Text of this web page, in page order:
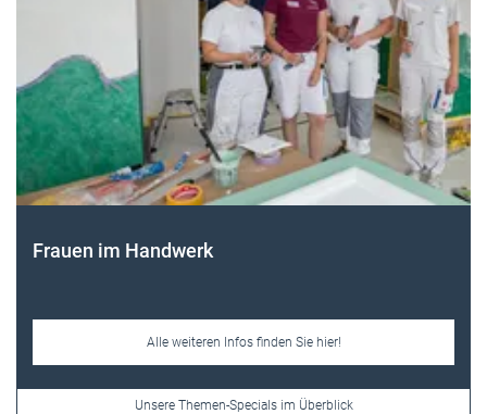
Frauen im Handwerk
Alle weiteren Infos finden Sie hier!
Unsere Themen-Specials im Überblick